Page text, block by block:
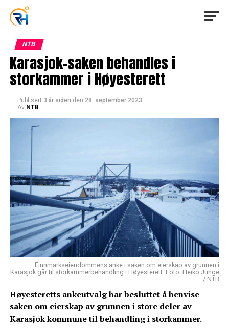
NTB
Karasjok-saken behandles i
storkammer i Høyesterett
Publisert 3 år siden den 28. september 2023
Av NTB
Finnmarkseiendommens anke i saken om eierskap av grunnen i
Karasjok går til storkammerbehandling i Høyesterett. Foto: Heiko Junge
/ NTB
Høyesteretts ankeutvalg har besluttet å henvise
saken om eierskap av grunnen i store deler av
Karasjok kommune til behandling i storkammer.